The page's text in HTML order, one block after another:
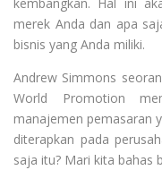
kembangkan. Hal ini
merek Anda dan apa
bisnis yang Anda miliki.
Andrew Simmons
World Promotion
manajemen pemasaran
diterapkan pada
saja itu? Mari kita bahas